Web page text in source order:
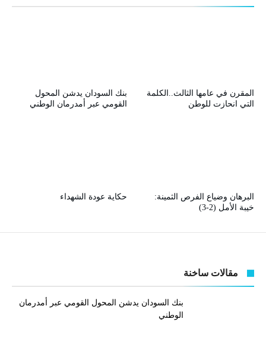
بنك السودان يدشن المحول
القومي عبر أمدرمان الوطني
المقرن في عامها الثالث..الكلمة
التي انحازت للوطن
حكاية عودة الشهداء
البرهان وضياع الفرص الثمينة:
خيبة الأمل (2-3)
مقالات ساخنة
بنك السودان يدشن المحول القومي عبر أمدرمان
الوطني